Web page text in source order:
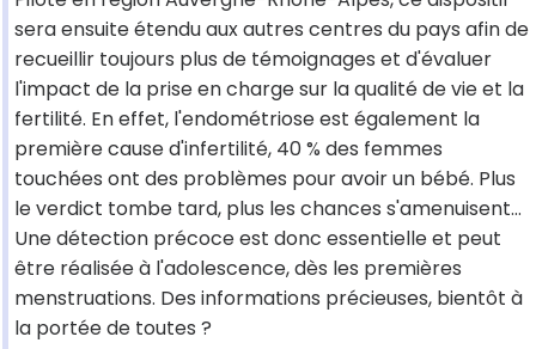
sera ensuite étendu aux autres centres du pays afin de
recueillir toujours plus de témoignages et d'évaluer
l'impact de la prise en charge sur la qualité de vie et la
fertilité. En effet, l'endométriose est également la
première cause d'infertilité, 40 % des femmes
touchées ont des problèmes pour avoir un bébé. Plus
le verdict tombe tard, plus les chances s'amenuisent…
Une détection précoce est donc essentielle et peut
être réalisée à l'adolescence, dès les premières
menstruations. Des informations précieuses, bientôt à
la portée de toutes ?